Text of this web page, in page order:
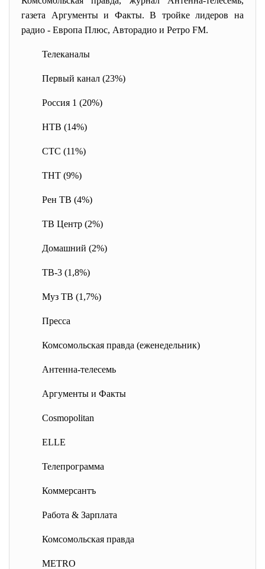
газета Аргументы и Факты. В тройке лидеров на
радио - Европа Плюс, Авторадио и Ретро FM.
Телеканалы
Первый канал (23%)
Россия 1 (20%)
НТВ (14%)
СТС (11%)
ТНТ (9%)
Рен ТВ (4%)
ТВ Центр (2%)
Домашний (2%)
ТВ-3 (1,8%)
Муз ТВ (1,7%)
Пресса
Комсомольская правда (еженедельник)
Антенна-телесемь
Аргументы и Факты
Cosmopolitan
ELLE
Телепрограмма
Коммерсантъ
Работа & Зарплата
Комсомольская правда
METRO